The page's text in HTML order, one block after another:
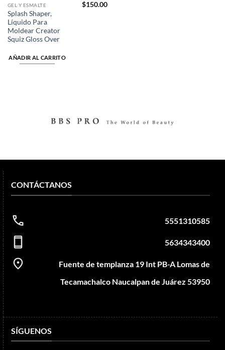
GEL Y ESMALTE
Splash Shaper,
Líquido Para
Moldear Creator
Squiz Gloss Over
$150.00
AÑADIR AL CARRITO
CONTÁCTANOS
5551310585
5634343400
Fuente de templanza 19 Int PB-A Lomas de
Tecamachalco Naucalpan de Juárez 53950
SÍGUENOS